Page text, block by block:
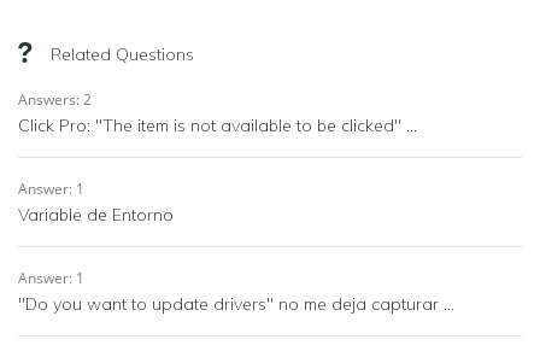
Related Questions
Answers: 2
Click Pro: "The item is not available to be clicked" ...
Answer: 1
Variable de Entorno
Answer: 1
"Do you want to update drivers" no me deja capturar ...